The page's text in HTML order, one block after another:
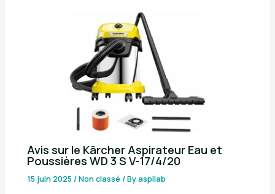
Avis sur le Kärcher Aspirateur Eau et
Poussières WD 3 S V-17/4/20
15 juin 2025/Non classé / Byaspilab